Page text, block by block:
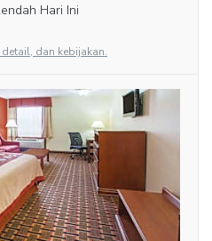
Hari Ini
dan kebijakan.